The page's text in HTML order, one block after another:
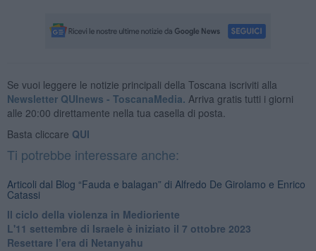
Se vuoi leggere le notizie principali della Toscana iscriviti alla
Newsletter QUInews - ToscanaMedia. Arriva gratis tutti i giorni
alle 20:00 direttamente nella tua casella di posta.
Basta cliccare QUI
Ti potrebbe interessare anche:
Articoli dal Blog “Fauda e balagan” di Alfredo De Girolamo e Enrico
Catassi
Il ciclo della violenza in Medioriente
L'11 settembre di Israele è iniziato il 7 ottobre 2023
Resettare l’era di Netanyahu